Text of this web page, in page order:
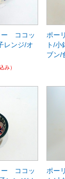
ー ココッ
レンジ/オ
み）
ポー
ト/
ブン/
ー ココッ
ポー